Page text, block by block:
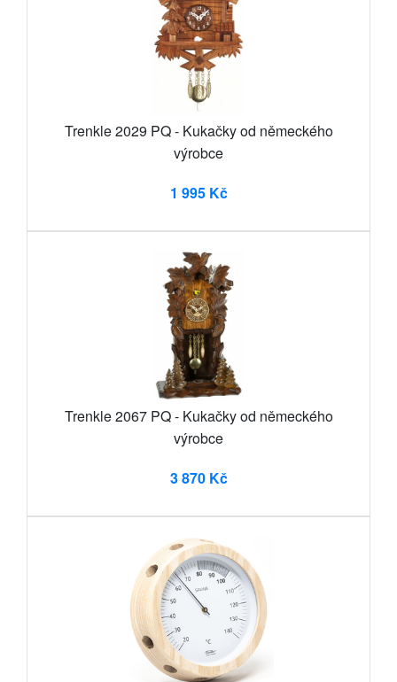
Trenkle 2029 PQ - Kukačky od německého
výrobce
1 995 Kč
Trenkle 2067 PQ - Kukačky od německého
výrobce
3 870 Kč